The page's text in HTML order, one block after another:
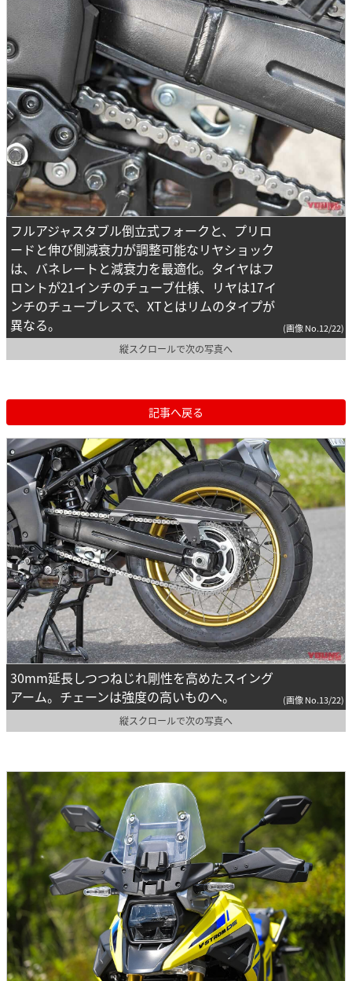
フルアジャスタブル倒立式フォークと、プリロ
ードと伸び側減衰力が調整可能なリヤショック
は、バネレートと減衰力を最適化。タイヤはフ
ロントが21インチのチューブ仕様、リヤは17イ
ンチのチューブレスで、XTとはリムのタイプが
異なる。
(画像 No.12/22)
縦スクロールで次の写真へ
記事へ戻る
30mm延長しつつねじれ剛性を高めたスイング
アーム。チェーンは強度の高いものへ。
(画像 No.13/22)
縦スクロールで次の写真へ